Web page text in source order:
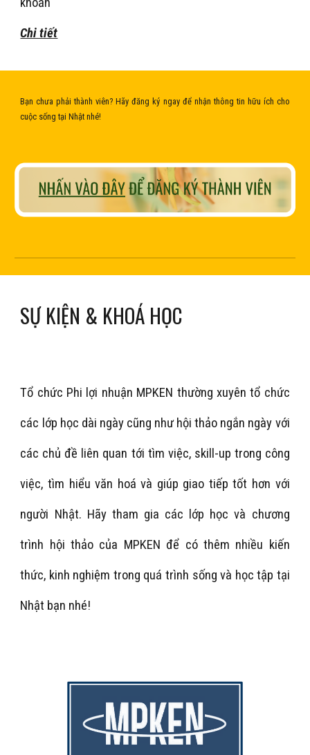
Chi tiết
Bạn chưa phải thành viên? Hãy đăng ký ngay để nhận thông tin hữu ích cho
cuộc sống tại Nhật nhé!
SỰ KIỆN & KHOÁ HỌC
Tổ chức Phi lợi nhuận MPKEN thường xuyên tổ chức
các lớp học dài ngày cũng như hội thảo ngắn ngày với
các chủ đề liên quan tới tìm việc, skill-up trong công
việc, tìm hiểu văn hoá và giúp giao tiếp tốt hơn với
người Nhật. Hãy tham gia các lớp học và chương
trình hội thảo của MPKEN để có thêm nhiều kiến
thức, kinh nghiệm trong quá trình sống và học tập tại
Nhật bạn nhé!